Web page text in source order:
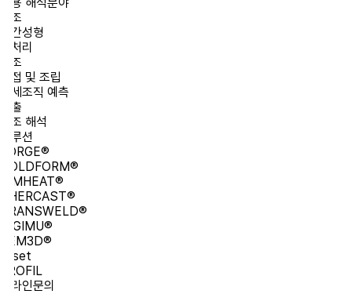
성형
리
및 조립
조직 예측
해석
션
인문의